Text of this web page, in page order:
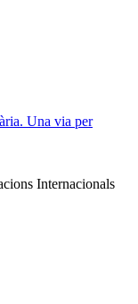
Una via per
Internacionals